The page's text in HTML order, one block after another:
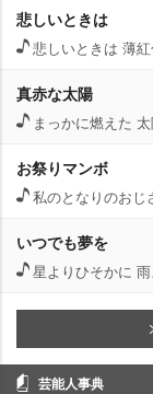
悲しいときは
悲しいときは 薄
真赤な太陽
まっかに燃えた
お祭りマンボ
私のとなりのおじ
いつでも夢を
星よりひそかに 雨
芸能人事典